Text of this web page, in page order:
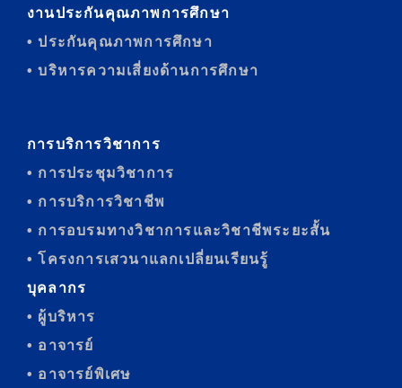
งานประกันคุณภาพการศึกษา
• ประกันคุณภาพการศึกษา
• บริหารความเสี่ยงด้านการศึกษา
การบริการวิชาการ
• การประชุมวิชาการ
• การบริการวิชาชีพ
• การอบรมทางวิชาการและวิชาชีพระยะสั้น
• โครงการเสวนาแลกเปลี่ยนเรียนรู้
บุคลากร
• ผู้บริหาร
• อาจารย์
• อาจารย์พิเศษ